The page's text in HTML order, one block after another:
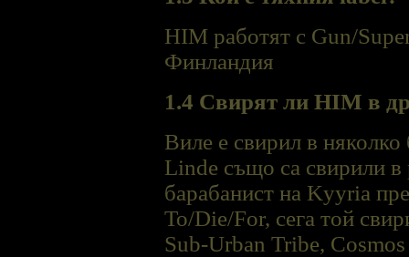
HIM работят с Gun/
Финландия
1.4 Свирят ли HIM в
Виле е свирил в
Linde също са свирили
барабанист на Kyyria
To/Die/For, сега той
Sub-Urban Tribe,